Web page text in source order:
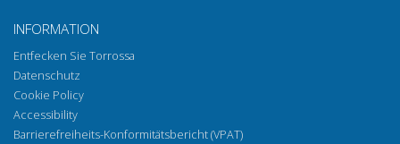
INFORMATION
Entfecken Sie Torrossa
Datenschutz
Cookie Policy
Accessibility
Barrierefreiheits-Konformitätsbericht (VPAT)